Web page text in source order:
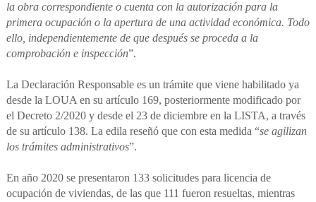
la obra correspondiente o cuenta con la autorización para la
primera ocupación o la apertura de una actividad económica. Todo
ello, independientemente de que después se proceda a la
comprobación e inspección”.
La Declaración Responsable es un trámite que viene habilitado ya
desde la LOUA en su artículo 169, posteriormente modificado por
el Decreto 2/2020 y desde el 23 de diciembre en la LISTA, a través
de su artículo 138. La edila reseñó que con esta medida “se agilizan
los trámites administrativos”.
En año 2020 se presentaron 133 solicitudes para licencia de
ocupación de viviendas, de las que 111 fueron resueltas, mientras